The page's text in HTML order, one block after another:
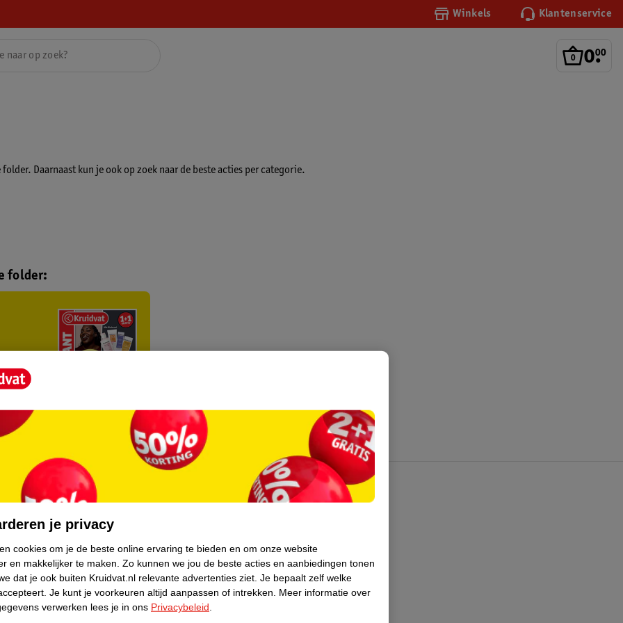
Winkels Klantenservice
0.
00
Daarnaast kun je ook op zoek naar de beste acties per categorie.
folder:
Over Kruidvat
Pers
Winkelformule
Bedrijfsgegevens
je privacy
cookies om je de beste online ervaring te bieden en om onze website
en makkelijker te maken. Zo kunnen we jou de beste acties en aanbiedingen tonen
dat je ook buiten Kruidvat.nl relevante advertenties ziet. Je bepaalt zelf welke
Je kunt je voorkeuren altijd aanpassen of intrekken.
Meer informatie over
verwerken lees je in ons Privacybeleid